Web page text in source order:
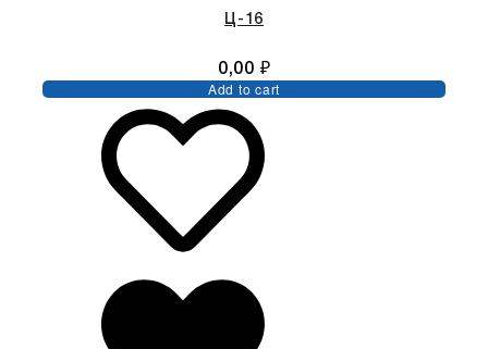
Ц-16
0,00 ₽
Add to cart